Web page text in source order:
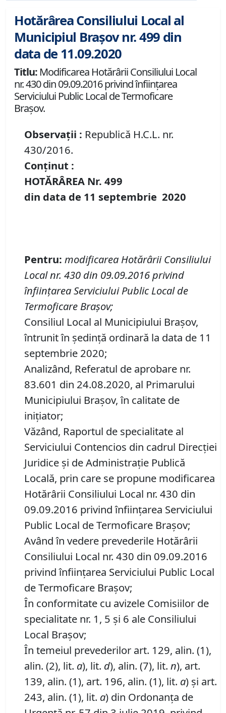
Hotărârea Consiliului Local al
Municipiul Brașov nr. 499 din
data de 11.09.2020
Titlu: Modificarea Hotărârii Consiliului Local
nr. 430 din 09.09.2016 privind înfiinţarea
Serviciului Public Local de Termoficare
Braşov.
Observații : Republică H.C.L. nr.
430/2016.
Conținut :
HOTĂRÂREA Nr. 499
din data de 11 septembrie 2020
Pentru: modificarea Hotărârii Consiliului
Local nr. 430 din 09.09.2016 privind
înfiinţarea Serviciului Public Local de
Termoficare Braşov;
Consiliul Local al Municipiului Brașov,
întrunit în ședință ordinară la data de 11
septembrie 2020;
Analizând, Referatul de aprobare nr.
83.601 din 24.08.2020, al Primarului
Municipiului Braşov, în calitate de
iniţiator;
Văzând, Raportul de specialitate al
Serviciului Contencios din cadrul Direcţiei
Juridice şi de Administraţie Publică
Locală, prin care se propune modificarea
Hotărârii Consiliului Local nr. 430 din
09.09.2016 privind înfiinţarea Serviciului
Public Local de Termoficare Braşov;
Având în vedere prevederile Hotărârii
Consiliului Local nr. 430 din 09.09.2016
privind înfiinţarea Serviciului Public Local
de Termoficare Braşov;
În conformitate cu avizele Comisiilor de
specialitate nr. 1, 5 și 6 ale Consiliului
Local Brașov;
În temeiul prevederilor art. 129, alin. (1),
alin. (2), lit. a), lit. d), alin. (7), lit. n), art.
139, alin. (1), art. 196, alin. (1), lit. a) și art.
243, alin. (1), lit. a) din Ordonanța de